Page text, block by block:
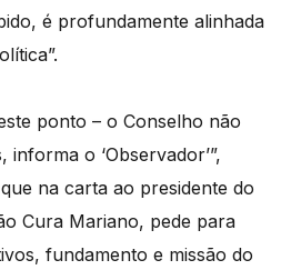
é profundamente alinhada
ponto – o Conselho não
o ‘Observador’”,
na carta ao presidente do
Cura Mariano, pede para
fundamento e missão do